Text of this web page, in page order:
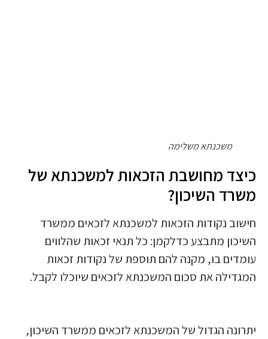
משכנתא משלימה
כיצד מחושבת הזכאות למשכנתא של
משרד השיכון?
חישוב נקודות הזכאות למשכנתא לזכאים ממשרד
השיכון מתבצע כדלקמן: כל תנאי זכאות שהלווים
עומדים בו, מקנה להם תוספת של נקודות זכאות
המגדילה את סכום המשכנתא לזכאים שיוכלו לקבל.
יתרונה הגדול של המשכנתא לזכאים ממשרד השיכון,